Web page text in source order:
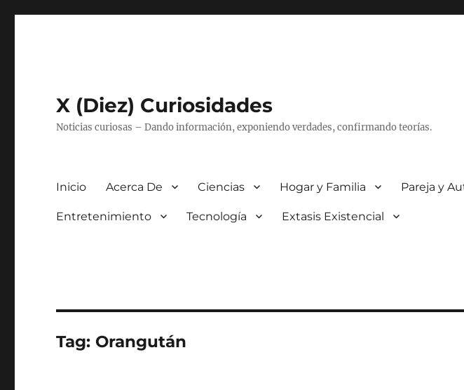
X (Diez) Curiosidades
Noticias curiosas – Dando información, exponiendo verdades, confirmando teorías.
Inicio Acerca De Ciencias Hogar y Familia Pareja y
Entretenimiento Tecnología Extasis Existencial
Tag: Orangután